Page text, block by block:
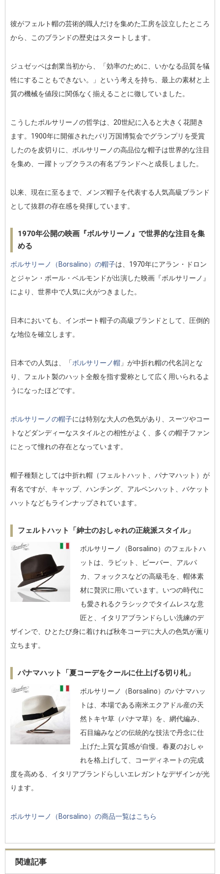
彼がフェルト帽の芸術的職人だけを集めた工房を設立したところ
から、このブランドの歴史はスタートします。
ジュゼッペは創業当初から、「効率のために、いかなる品質を犠
牲にすることもできない。」という考えを持ち、最上の素材と上
質の機械を値段に関係なく揃えることに徹していました。
こうしたボルサリーノの哲学は、20世紀に入ると大きく花開き
ます。1900年に開催されたパリ万国博覧会でグランプリを受賞
したのを皮切りに、ボルサリーノの高品位な帽子は世界的な注目
を集め、一躍トップクラスの有名ブランドへと成長しました。
以来、現在に至るまで、メンズ帽子を代表する人気高級ブランド
として抜群の存在感を発揮しています。
1970年公開の映画『ボルサリーノ』で世界的な注目を集
める
ボルサリーノ（Borsalino）の帽子は、1970年にアラン・ドロン
とジャン・ポール・ベルモンドが出演した映画『ボルサリーノ』
により、世界中で人気に火がつきました。
日本においても、インポート帽子の高級ブランドとして、圧倒的
な地位を確立します。
日本での人気は、「ボルサリーノ帽 」が中折れ帽の代名詞とな
り、フェルト製のハット全般を指す愛称として広く用いられるよ
うになったほどです。
ボルサリーノの帽子には特別な大人の色気があり、スーツやコー
トなどダンディーなスタイルとの相性がよく、多くの帽子ファン
にとって憧れの存在となっています。
帽子種類としては中折れ帽（フェルトハット、パナマハット）が
有名ですが、キャップ、ハンチング、アルペンハット、バケット
ハットなどもラインナップされています。
フェルトハット「紳士のおしゃれの正統派スタイル」
ボルサリーノ（Borsalino）のフェルトハ
ットは、ラビット、ビーバー、アルパ
カ、フォックスなどの高級毛を、帽体素
材に贅沢に用いています。いつの時代に
も愛されるクラシックでタイムレスな意
匠と、イタリアブランドらしい洗練のデ
ザインで、ひとたび身に着ければ秋冬コーデに大人の色気が薫り
立ちます。
パナマハット「夏コーデをクールに仕上げる切り札」
ボルサリーノ（Borsalino）のパナマハッ
トは、本場である南米エクアドル産の天
然トキヤ草（パナマ草）を、網代編み、
石目編みなどの伝統的な技法で丹念に仕
上げた上質な質感が自慢。春夏のおしゃ
れを格上げして、コーディネートの完成
度を高める、イタリアブランドらしいエレガントなデザインが光
ります。
ボルサリーノ（Borsalino）の商品一覧はこちら
関連記事